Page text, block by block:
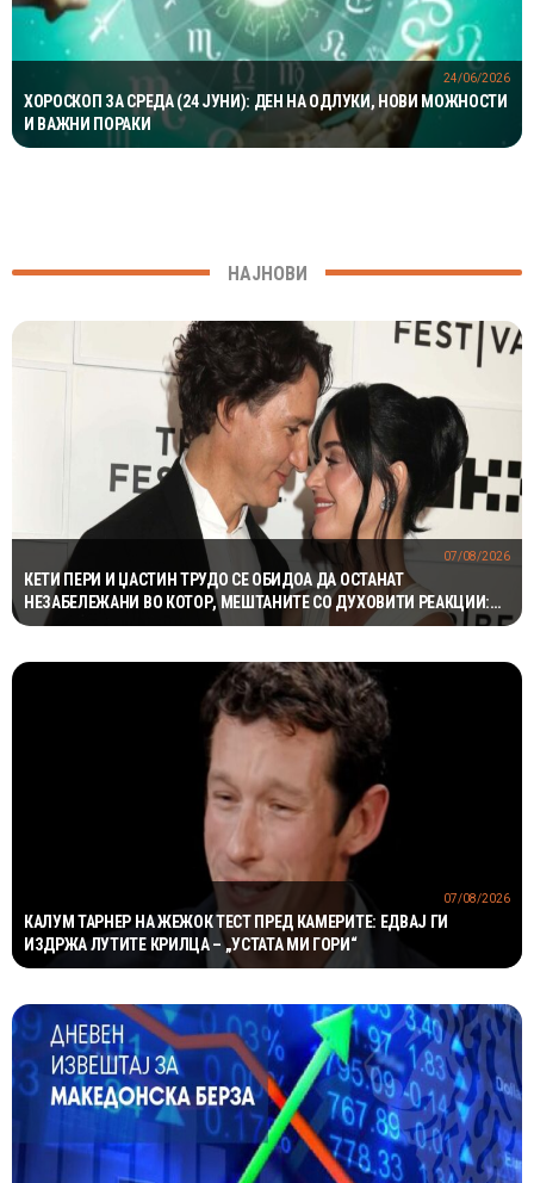
ХОРОСКОП ЗА СРЕДА (24 ЈУНИ): ДЕН НА ОДЛУКИ, НОВИ МОЖНОСТИ
И ВАЖНИ ПОРАКИ
24/06/2026
НАЈНОВИ
КЕТИ ПЕРИ И ЏАСТИН ТРУДО СЕ ОБИДОА ДА ОСТАНАТ
НЕЗАБЕЛЕЖАНИ ВО КОТОР, МЕШТАНИТЕ СО ДУХОВИТИ РЕАКЦИИ:
„НИКОЈ НЕ БИ ГИ ПРЕПОЗНАЛ“
07/08/2026
КАЛУМ ТАРНЕР НА ЖЕЖОК ТЕСТ ПРЕД КАМЕРИТЕ: ЕДВАЈ ГИ
ИЗДРЖА ЛУТИТЕ КРИЛЦА – „УСТАТА МИ ГОРИ“
07/08/2026